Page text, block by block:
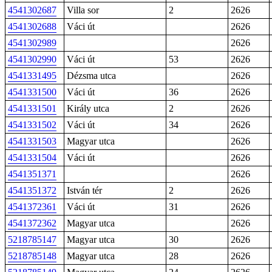
4541302687 Villa sor 2
2626
4541302688
Váci út
2626
4541302989
2626
4541302990
Váci út 53
2626
4541331495
Dézsma utca
2626
4541331500
Váci út 36
2626
4541331501
Király utca 2
2626
4541331502
Váci út 34
2626
4541331503
Magyar utca
2626
4541331504
Váci út
2626
4541351371
2626
4541351372
István tér 2
2626
4541372361
Váci út 31
2626
4541372362
Magyar utca
2626
5218785147
Magyar utca 30
2626
5218785148
Magyar utca 28
2626